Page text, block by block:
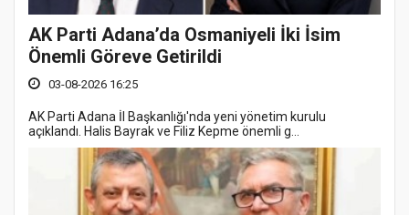
AK Parti Adana’da Osmaniyeli İki İsim
Önemli Göreve Getirildi
03-08-2026 16:25
AK Parti Adana İl Başkanlığı'nda yeni yönetim kurulu
açıklandı. Halis Bayrak ve Filiz Kepme önemli g...